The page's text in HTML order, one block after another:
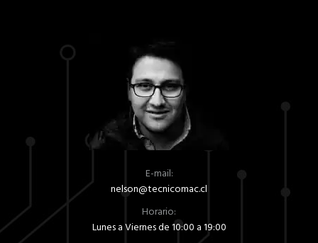
E-mail:
nelson@tecnicomac.cl
Horario:
Lunes a Viernes de 10:00 a 19:00